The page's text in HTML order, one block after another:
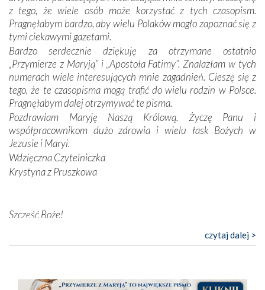
wymiarze tak osobistym, jak i zbiorowym, przypominają o
konieczności ciągłego zabiegania o własną duszę i o łaskę
Opatrzności. Wierność przynosi pomyślność –
przynajmniej w życiu duchowym. Odstępstwo owocuje
nieszczęściem i śmiercią. Te uniwersalne prawdy
przychodziły na myśl, gdy słuchaliśmy opowieści
przewodników o portugalskich monarchach i wodzach,
zwycięskich bitwach i nieszczęśliwych losach grzesznych
kochanków.
Byli tym razem pośród Apostołów Fatimy reprezentanci
każdego spośród żyjących pokoleń. Najmłodszy uczestnik
liczył sobie 13 lat, zaś senior, pan Zdzisław – już 94.
Całe życie marzyłem, by tu przyjechać
Nasza pielgrzymka nie byłaby tak bogata w duchową treść
Oprócz zapewnienia nam możliwości codziennego
pięknych pieśni.
z tego, że wiele osób może korzystać z tych czasopism.
Pragnęłabym bardzo, aby wielu Polaków mogło zapoznać się z
tymi ciekawymi gazetami.
Bardzo serdecznie dziękuję za otrzymane ostatnio
„Przymierze z Maryją” i „Apostoła Fatimy”. Znalazłam w tych
numerach wiele interesujących mnie zagadnień. Cieszę się z
tego, że te czasopisma mogą trafić do wielu rodzin w Polsce.
Pragnęłabym dalej otrzymywać te pisma.
Pozdrawiam Maryję Naszą Królową. Życzę Panu i
współpracownikom dużo zdrowia i wielu łask Bożych w
Jezusie i Maryi.
Wdzięczna Czytelniczka
Krystyna z Pruszkowa
Szczęść Boże!
Bardzo dziękuję za przysyłanie mi „Przymierza z Maryją”. Jest
to pismo, które bardzo sobie cenię i szanuję. Redagujecie
nas prowadzi!
czytaj dalej >